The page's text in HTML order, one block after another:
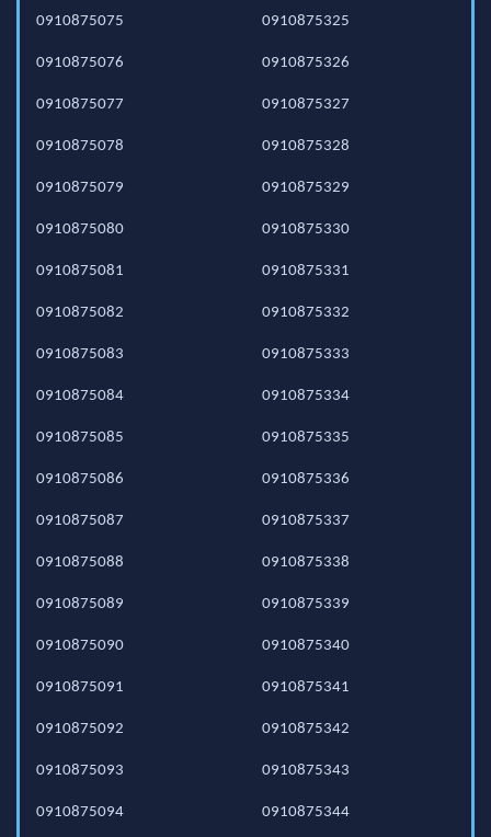
0910875075
0910875076
0910875077
0910875078
0910875079
0910875080
0910875081
0910875082
0910875083
0910875084
0910875085
0910875086
0910875087
0910875088
0910875089
0910875090
0910875091
0910875092
0910875093
0910875094
0910875325
0910875326
0910875327
0910875328
0910875329
0910875330
0910875331
0910875332
0910875333
0910875334
0910875335
0910875336
0910875337
0910875338
0910875339
0910875340
0910875341
0910875342
0910875343
0910875344